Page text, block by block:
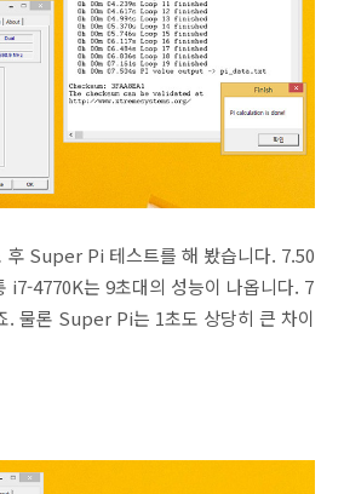
후 Super Pi 테스트를 해 봤습니다. 7.50
i7-4770K는 9초대의 성능이 나옵니다. 7
. 물론 Super Pi는 1초도 상당히 큰 차이